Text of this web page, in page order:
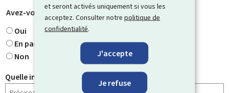
et seront activés uniquement si vous les
acceptez. Consulter notrepolitique de
confidentialité.
J'accepte
Je refuse
Avez-vous trouvé ce que vous cherchiez ?
Oui
En partie
Non
Quelle information cherchiez-vous ?